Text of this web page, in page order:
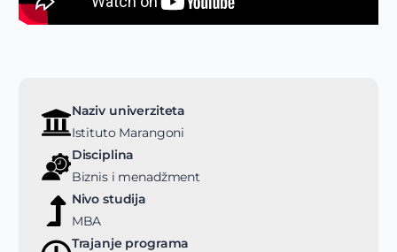
Naziv univerziteta
Istituto Marangoni
Disciplina
Biznis i menadžment
Nivo studija
MBA
Trajanje programa